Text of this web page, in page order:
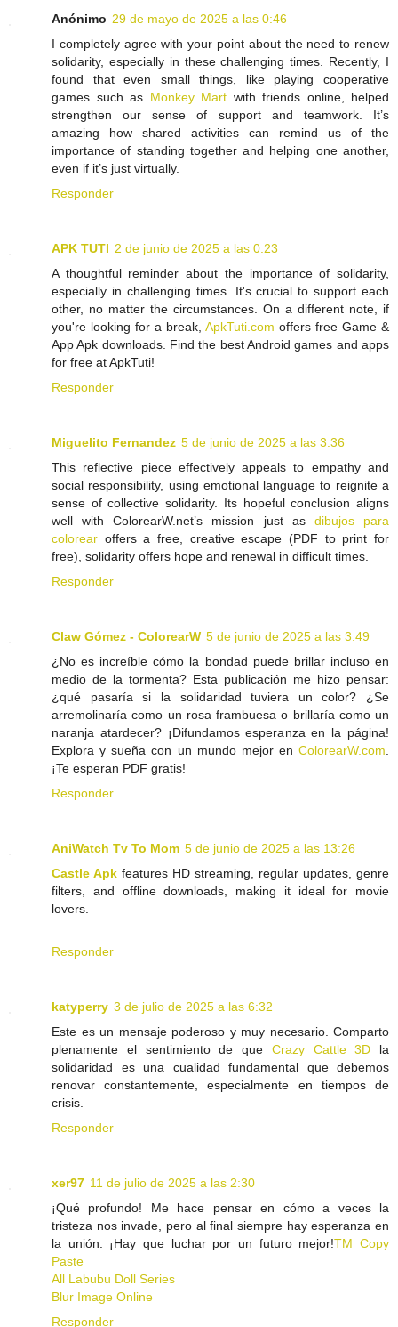
Anónimo 29 de mayo de 2025 a las 0:46
I completely agree with your point about the need to renew
solidarity, especially in these challenging times. Recently, I
found that even small things, like playing cooperative
games such as Monkey Mart with friends online, helped
strengthen our sense of support and teamwork. It’s
amazing how shared activities can remind us of the
importance of standing together and helping one another,
even if it’s just virtually.
Responder
APK TUTI 2 de junio de 2025 a las 0:23
A thoughtful reminder about the importance of solidarity,
especially in challenging times. It's crucial to support each
other, no matter the circumstances. On a different note, if
you're looking for a break, ApkTuti.com offers free Game &
App Apk downloads. Find the best Android games and apps
for free at ApkTuti!
Responder
Miguelito Fernandez 5 de junio de 2025 a las 3:36
This reflective piece effectively appeals to empathy and
social responsibility, using emotional language to reignite a
sense of collective solidarity. Its hopeful conclusion aligns
well with ColorearW.net’s mission just as dibujos para
colorear offers a free, creative escape (PDF to print for
free), solidarity offers hope and renewal in difficult times.
Responder
Claw Gómez - ColorearW 5 de junio de 2025 a las 3:49
¿No es increíble cómo la bondad puede brillar incluso en
medio de la tormenta? Esta publicación me hizo pensar:
¿qué pasaría si la solidaridad tuviera un color? ¿Se
arremolinaría como un rosa frambuesa o brillaría como un
naranja atardecer? ¡Difundamos esperanza en la página!
Explora y sueña con un mundo mejor en ColorearW.com
¡Te esperan PDF gratis!
Responder
AniWatch Tv To Mom 5 de junio de 2025 a las 13:26
Castle Apk features HD streaming, regular updates, genre
filters, and offline downloads, making it ideal for movie
lovers.
Responder
katyperry 3 de julio de 2025 a las 6:32
Este es un mensaje poderoso y muy necesario. Comparto
plenamente el sentimiento de que Crazy Cattle 3D la
solidaridad es una cualidad fundamental que debemos
renovar constantemente, especialmente en tiempos de
crisis.
Responder
xer97 11 de julio de 2025 a las 2:30
¡Qué profundo! Me hace pensar en cómo a veces la
tristeza nos invade, pero al final siempre hay esperanza en
la unión. ¡Hay que luchar por un futuro mejor!TM Copy
Paste
All Labubu Doll Series
Blur Image Online
Responder